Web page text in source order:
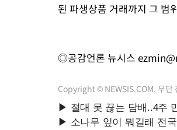
된 파생상품 거래까지 그 범
◎공감언론 뉴시스
Copyright © NEWSIS.COM, 무단